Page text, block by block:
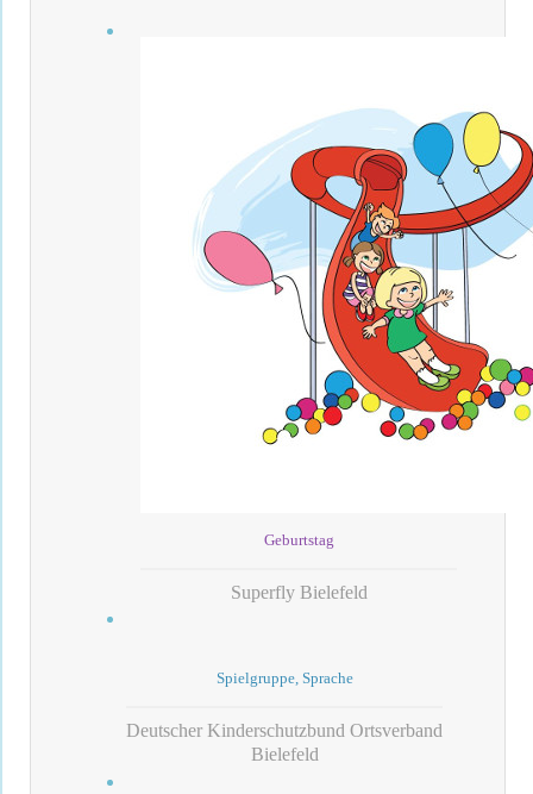
Geburtstag
Superfly Bielefeld
Spielgruppe, Sprache
Deutscher Kinderschutzbund Ortsverband
Bielefeld